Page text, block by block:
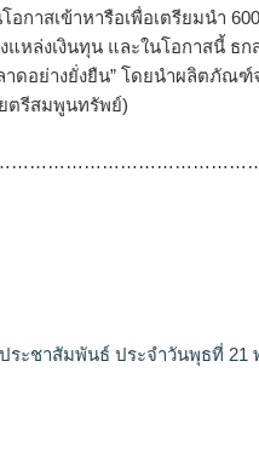
กาสเข้าหารือเพื่อเตรียมนำ
หล่งเงินทุน และในโอกาสนี้ ธ
ดอย่างยั่งยืน” โดยนำผลิตภัณฑ์
ตรีสมพูนทรัพย์)
ระชาสัมพันธ์ ประจำวันพุธที่ 21